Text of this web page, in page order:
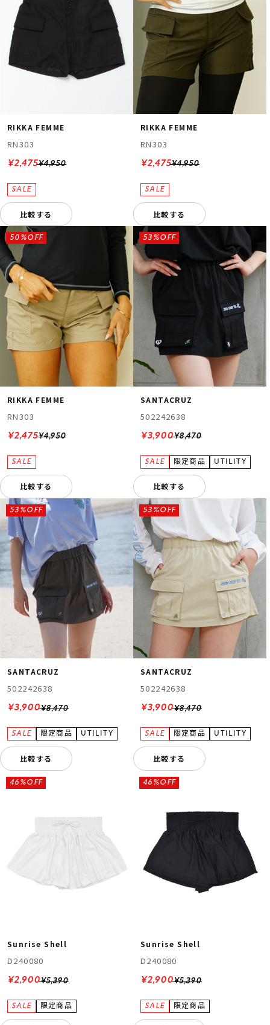
RIKKA FEMME
RN303
¥4,950
¥2,475
比較する
RIKKA FEMME
RN303
¥4,950
¥2,475
比較する
RIKKA FEMME
RN303
¥4,950
50%OFF
¥2,475
比較する
SANTACRUZ
502242638
¥8,470
53%OFF
¥3,900
比較する
SANTACRUZ
502242638
¥8,470
53%OFF
¥3,900
比較する
SANTACRUZ
502242638
¥8,470
53%OFF
¥3,900
比較する
Sunrise Shell
D240080
¥5,390
46%OFF
¥2,900
Sunrise Shell
D240080
¥5,390
46%OFF
¥2,900